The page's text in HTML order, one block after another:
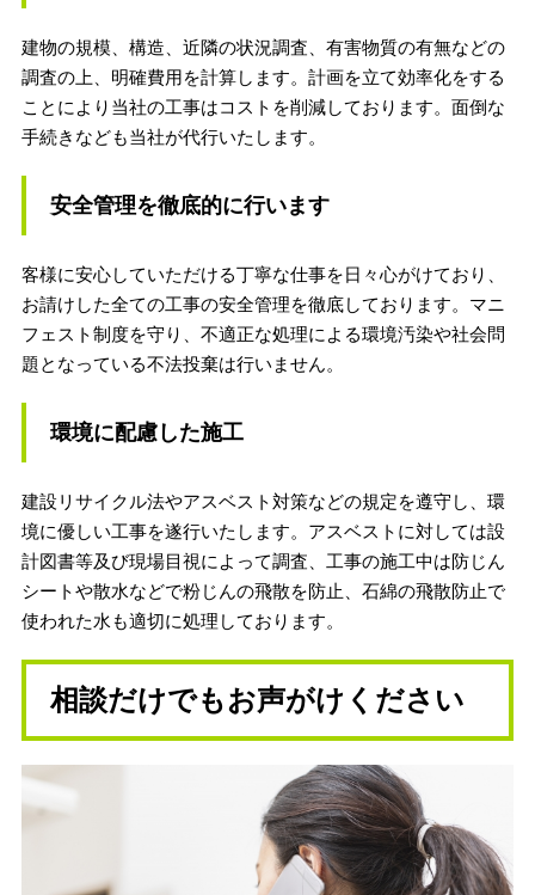
建物の規模、構造、近隣の状況調査、有害物質の有無などの
調査の上、明確費用を計算します。計画を立て効率化をする
ことにより当社の工事はコストを削減しております。面倒な
手続きなども当社が代行いたします。
安全管理を徹底的に行います
客様に安心していただける丁寧な仕事を日々心がけており、
お請けした全ての工事の安全管理を徹底しております。 マニ
フェスト制度を守り、 不適正な処理による環境汚染や社会問
題となっている不法投棄は行いません。
環境に配慮した施工
建設リサイクル法やアスベスト対策などの規定を遵守し、環
境に優しい工事を遂行いたします。アスベストに対しては設
計図書等及び現場目視によって調査、工事の施工中は防じん
シートや散水などで粉じんの飛散を防止、 石綿の飛散防止で
使われた水も適切に処理しております。
相談だけでもお声がけください